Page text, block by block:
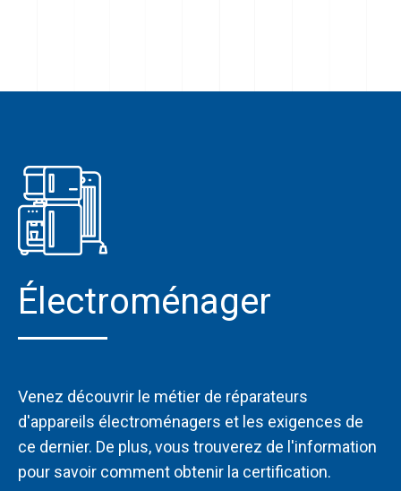
Électroménager
Venez découvrir le métier de réparateurs
d'appareils électroménagers et les exigences de
ce dernier. De plus, vous trouverez de l'information
pour savoir comment obtenir la certification.